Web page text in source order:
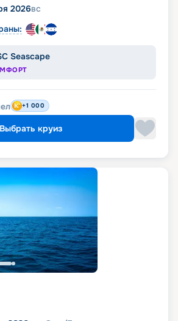
2026вс
Seascape
+1 000
Выбрать круиз